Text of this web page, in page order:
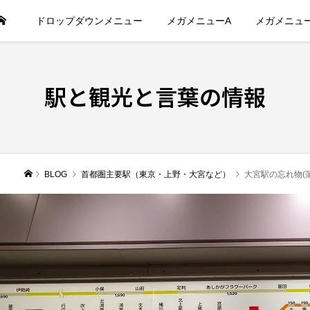
ドロップダウンメニュー メガメニューA メガメニュ
駅と観光と言葉の情報
BLOG 首都圏主要駅（東京・上野・大宮など） 大宮駅の忘れ物(